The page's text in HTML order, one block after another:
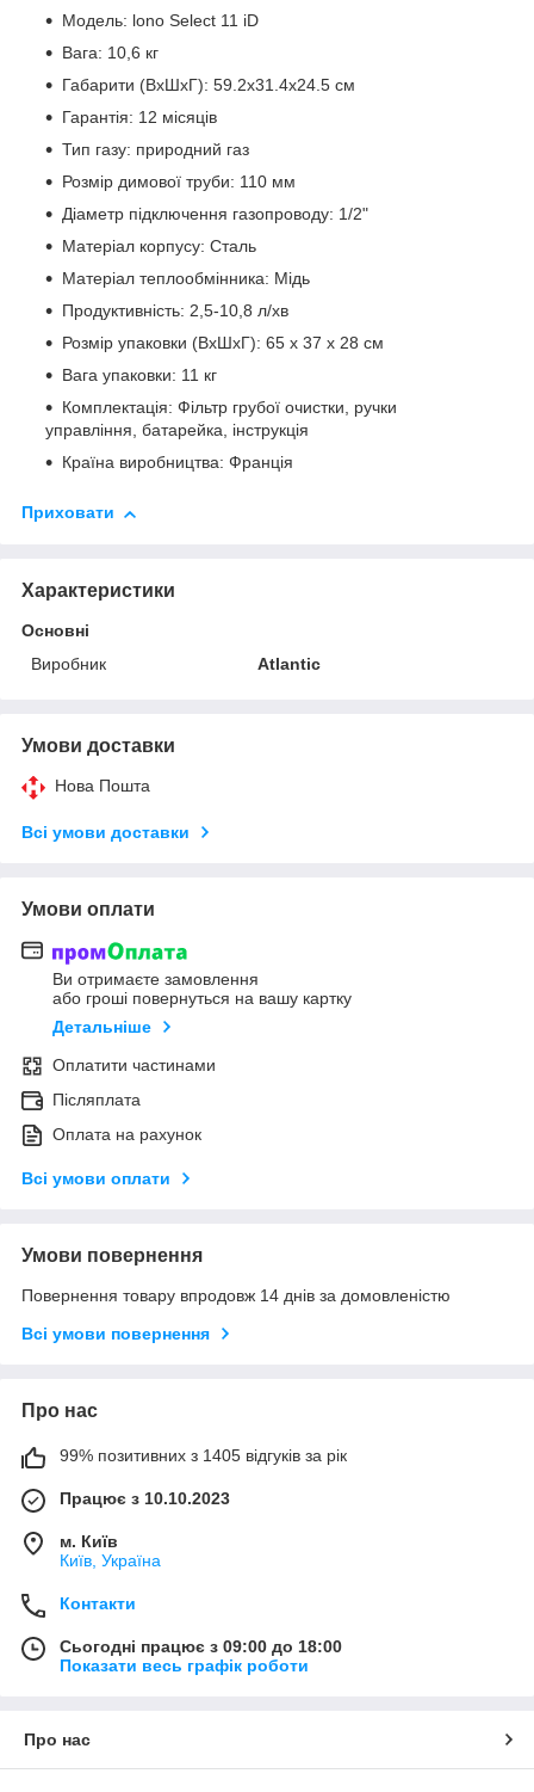
Модель: lono Select 11 iD
Вага: 10,6 кг
Габарити (ВхШхГ): 59.2х31.4х24.5 см
Гарантія: 12 місяців
Тип газу: природний газ
Розмір димової труби: 110 мм
Діаметр підключення газопроводу: 1/2"
Матеріал корпусу: Сталь
Матеріал теплообмінника: Мідь
Продуктивність: 2,5-10,8 л/хв
Розмір упаковки (ВхШхГ): 65 x 37 x 28 см
Вага упаковки: 11 кг
Комплектація: Фільтр грубої очистки, ручки
управління, батарейка, інструкція
Країна виробництва: Франція
Приховати
Характеристики
Основні
Виробник
Atlantic
Умови доставки
Нова Пошта
Всі умови доставки
Умови оплати
Ви отримаєте замовлення
або гроші повернуться на вашу картку
Детальніше
Оплатити частинами
Післяплата
Оплата на рахунок
Всі умови оплати
Умови повернення
Повернення товару впродовж 14 днів за домовленістю
Всі умови повернення
Про нас
99% позитивних з 1405 відгуків за рік
Працює з 10.10.2023
м. Київ
Київ, Україна
Контакти
Сьогодні працює з 09:00 до 18:00
Показати весь графік роботи
Про нас